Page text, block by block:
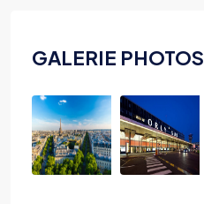
GALERIE PHOTOS